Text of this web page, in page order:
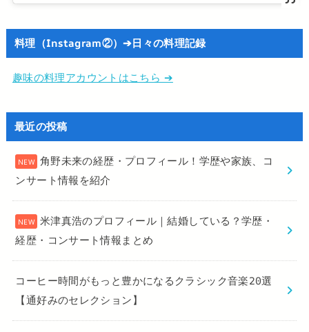
料理（Instagram②）➔日々の料理記録
趣味の料理アカウントはこちら ➔
最近の投稿
角野未来の経歴・プロフィール！学歴や家族、コ
ンサート情報を紹介
米津真浩のプロフィール｜結婚している？学歴・
経歴・コンサート情報まとめ
コーヒー時間がもっと豊かになるクラシック音楽20選
【通好みのセレクション】